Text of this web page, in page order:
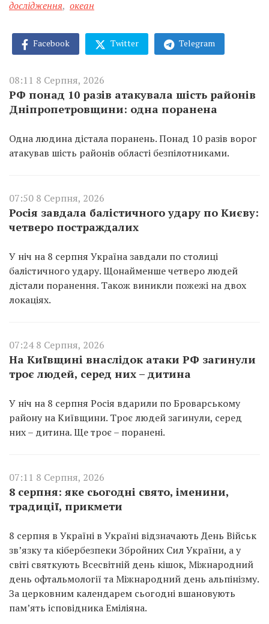
дослідження, океан
Facebook Twitter Telegram
08:11 8 Серпня, 2026
РФ понад 10 разів атакувала шість районів
Дніпропетровщини: одна поранена
Одна людина дістала поранень. Понад 10 разів ворог
атакував шість районів області безпілотниками.
07:50 8 Серпня, 2026
Росія завдала балістичного удару по Києву:
четверо постраждалих
У ніч на 8 серпня Україна завдали по столиці
балістичного удару. Щонайменше четверо людей
дістали поранення. Також виникли пожежі на двох
локаціях.
07:24 8 Серпня, 2026
На Київщині внаслідок атаки РФ загинули
троє людей, серед них – дитина
У ніч на 8 серпня Росія вдарили по Броварському
району на Київщини. Троє людей загинули, серед
них – дитина. Ще троє – поранені.
07:11 8 Серпня, 2026
8 серпня: яке сьогодні свято, іменини,
традиції, прикмети
8 серпня в Україні в Україні відзначають День Військ
зв’язку та кібербезпеки Збройних Сил України, а у
світі святкують Всесвітній день кішок, Міжнародний
день офтальмології та Міжнародний день альпінізму.
За церковним календарем сьогодні вшановують
пам’ять ісповідника Еміліяна.